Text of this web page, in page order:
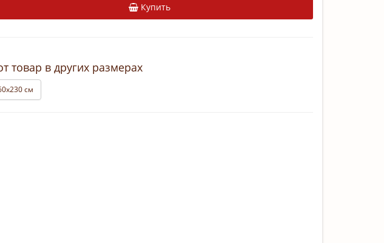
Купить
товар в других размерах
см